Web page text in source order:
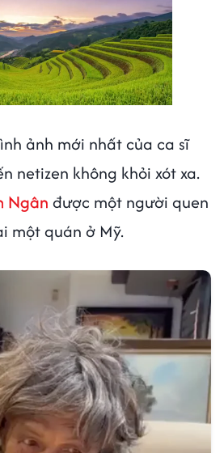
ảnh mới nhất của ca sĩ
netizen không khỏi xót xa.
Ngân được một người quen
một quán ở Mỹ.